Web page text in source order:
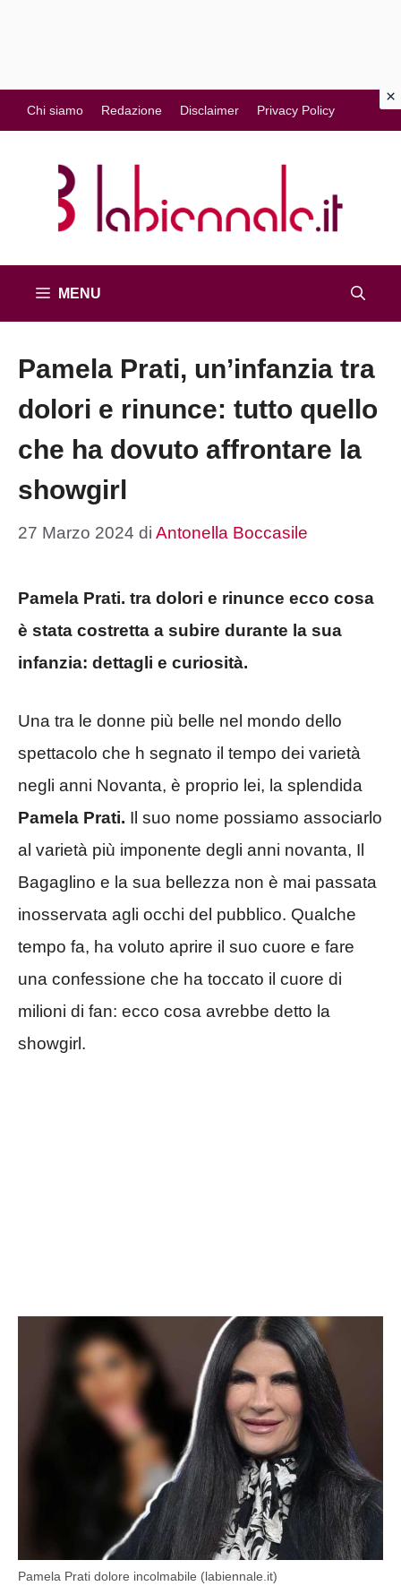
al
contenuto
Chi siamo Redazione Disclaimer Privacy Policy
MENU
Pamela Prati, un’infanzia tra
dolori e rinunce: tutto quello
che ha dovuto affrontare la
showgirl
27 Marzo 2024 di Antonella Boccasile
Pamela Prati. tra dolori e rinunce ecco cosa
è stata costretta a subire durante la sua
infanzia: dettagli e curiosità.
Una tra le donne più belle nel mondo dello
spettacolo che h segnato il tempo dei varietà
negli anni Novanta, è proprio lei, la splendida
Pamela Prati. Il suo nome possiamo associarlo
al varietà più imponente degli anni novanta, Il
Bagaglino e la sua bellezza non è mai passata
inosservata agli occhi del pubblico. Qualche
tempo fa, ha voluto aprire il suo cuore e fare
una confessione che ha toccato il cuore di
milioni di fan: ecco cosa avrebbe detto la
showgirl.
Pamela Prati dolore incolmabile (labiennale.it)